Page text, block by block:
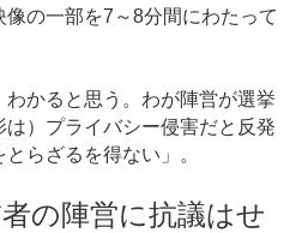
の一部を7～8分間にわたって
わかると思う。わが陣営が選挙
）プライバシー侵害だと反発
らざるを得ない」。
の陣営に抗議はせ